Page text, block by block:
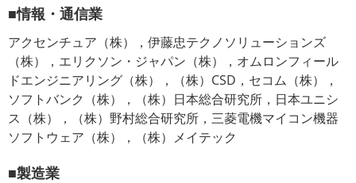
■情報・通信業
アクセンチュア（株），伊藤忠テクノソリューションズ
（株），エリクソン・ジャパン（株），オムロンフィール
ドエンジニアリング（株），（株）CSD，セコム（株），
ソフトバンク（株），（株）日本総合研究所，日本ユニシ
ス（株），（株）野村総合研究所，三菱電機マイコン機器
ソフトウェア（株），（株）メイテック
■製造業